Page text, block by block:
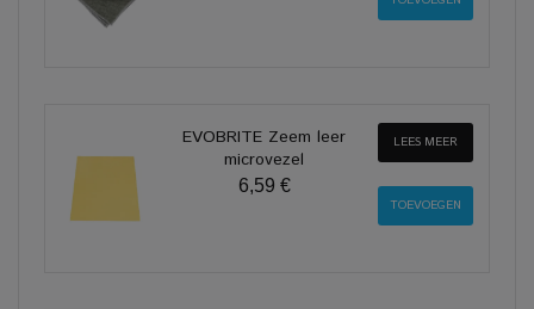
EVOBRITE Zeem leer
microvezel
6,59 €
LEES MEER